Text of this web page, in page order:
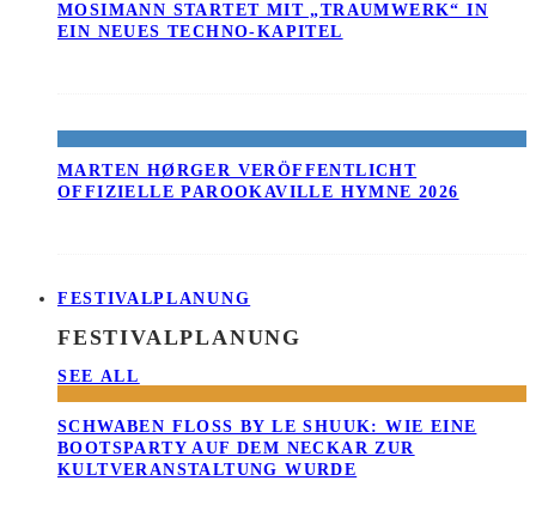
MOSIMANN STARTET MIT „TRAUMWERK“ IN
EIN NEUES TECHNO-KAPITEL
MARTEN HØRGER VERÖFFENTLICHT
OFFIZIELLE PAROOKAVILLE HYMNE 2026
FESTIVALPLANUNG
FESTIVALPLANUNG
SEE ALL
SCHWABEN FLOSS BY LE SHUUK: WIE EINE B
OOTSPARTY AUF DEM NECKAR ZUR K
ULTVERANSTALTUNG WURDE